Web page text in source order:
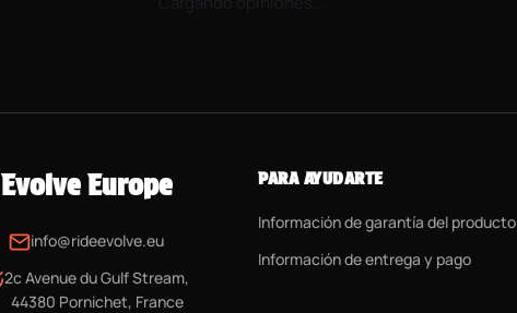
Evolve Europe
info@rideevolve.eu
2c Avenue du Gulf Stream,
44380 Pornichet, France
PARA AYUDARTE
Información de garantía del producto
Información de entrega y pago